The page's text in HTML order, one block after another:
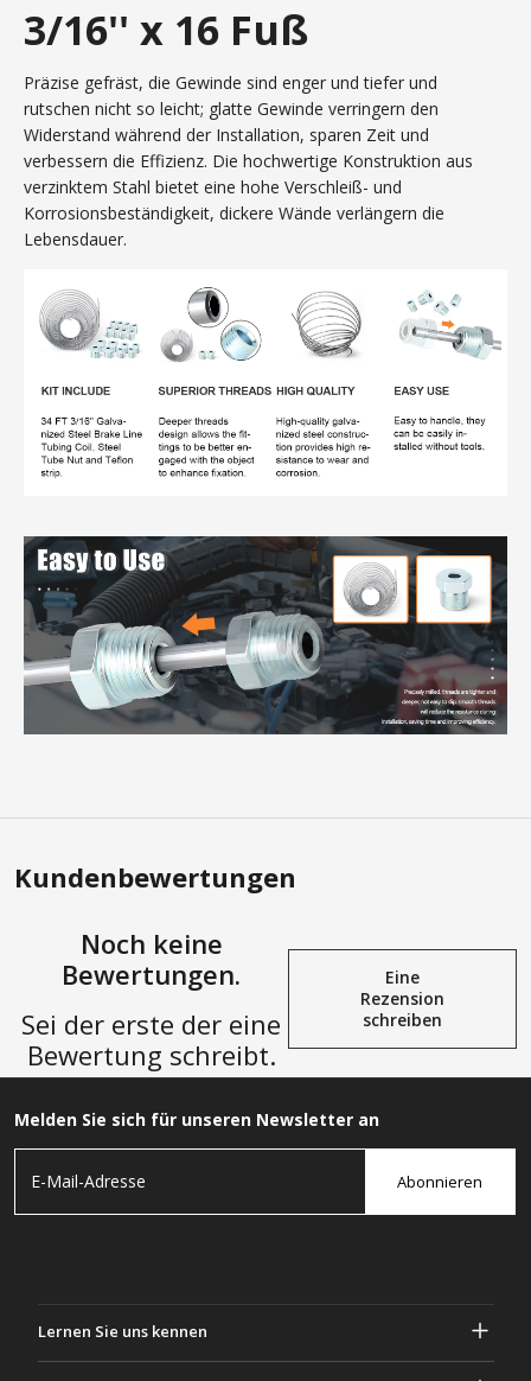
‎3/16'' x 16 Fuß
Präzise gefräst, die Gewinde sind enger und tiefer und
rutschen nicht so leicht; glatte Gewinde verringern den
Widerstand während der Installation, sparen Zeit und
verbessern die Effizienz. Die hochwertige Konstruktion aus
verzinktem Stahl bietet eine hohe Verschleiß- und
Korrosionsbeständigkeit, dickere Wände verlängern die
Lebensdauer.
Kundenbewertungen
Noch keine
Bewertungen.
Sei der erste der eine
Bewertung schreibt.
Eine
Rezension
schreiben
Melden Sie sich für unseren Newsletter an
Abonnieren
Lernen Sie uns kennen